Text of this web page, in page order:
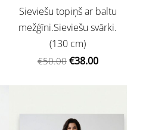
Sieviešu topiņš ar baltu
mežģīni.Sieviešu svārki.
(130 cm)
€50.00 €38.00